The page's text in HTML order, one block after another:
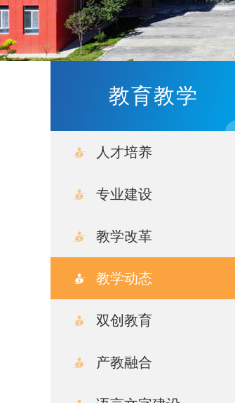
教育教学
人才培养
专业建设
教学改革
教学动态
双创教育
产教融合